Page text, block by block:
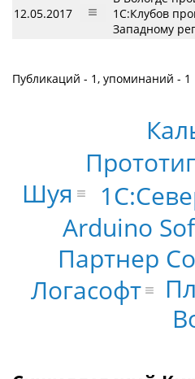
12.05.2017
1С:Клубов
Западному
Публикаций - 1, упоминаний - 1
Arduino
Партнер
Логасофт
Шуя